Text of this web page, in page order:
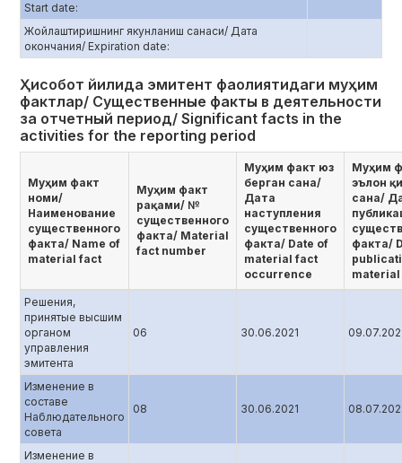
Start date:
Жойлаштиришнинг якунланиш санаси/ Дата
окончания/ Еxpiration date:
Ҳисобот йилида эмитент фаолиятидаги муҳим
фактлар/ Существенные факты в деятельности
за отчетный период/ Significant facts in the
activities for the reporting period
Муҳим факт
номи/
Наименование
существенного
факта/ Name of
material fact
Муҳим факт
рақами/ №
существенного
факта/ Мaterial
fact number
Муҳим факт юз
берган сана/
Дата
наступления
существенного
факта/ Date of
material fact
occurrence
Муҳим
эълон
сана/
факта/
Решения,
принятые высшим
органом
управления
эмитента
06 30.06.2021
Изменение в
составе
Наблюдательного
совета
08 30.06.2021
Изменение в